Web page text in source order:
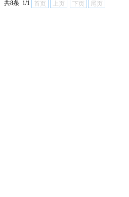
共8条 1/1 首页 上页 下页 尾页